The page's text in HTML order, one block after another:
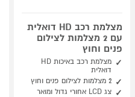
מצלמת רכב HD דואלית
עם 2 מצלמות לצילום
פנים וחוץ
מצלמת רכב באיכות HD
דואלית
2 מצלמות לצילום פנים וחוץ
צג LCD אחורי גדול ומואר